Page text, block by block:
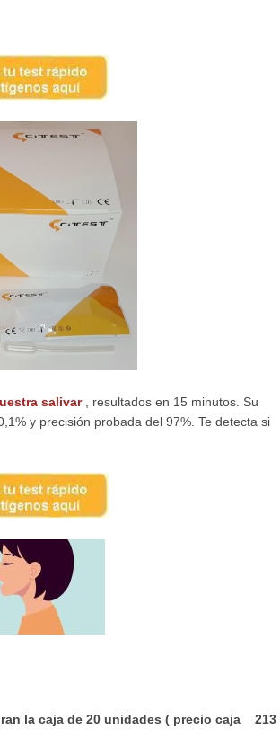
salivar, resultados en 15 minutos. Su
y precisión probada del 97%. Te detecta si
la caja de 20 unidades ( precio caja
213